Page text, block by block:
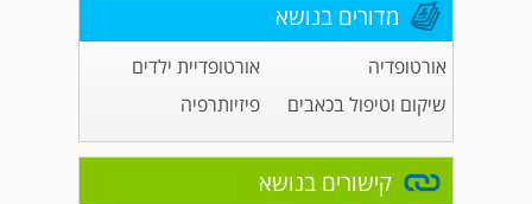
מדורים בנושא
אורטופדיה
אורטופדיית ילדים
שיקום וטיפול בכאבים
פיזיותרפיה
קישורים בנושא